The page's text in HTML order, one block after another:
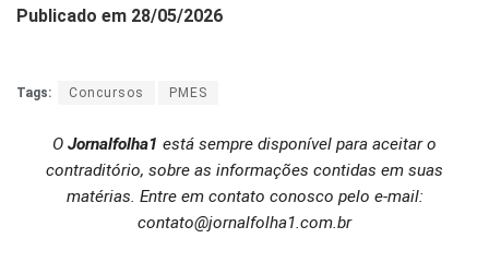
Publicado em 28/05/2026
Tags: Concursos PMES
O Jornalfolha1 está sempre disponível para aceitar o
contraditório, sobre as informações contidas em suas
matérias. Entre em contato conosco pelo e-mail:
contato@jornalfolha1.com.br